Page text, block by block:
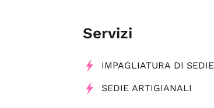
Servizi
IMPAGLIATURA DI SEDIE
SEDIE ARTIGIANALI